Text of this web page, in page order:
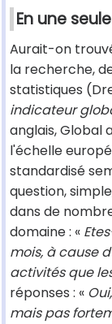
En une
Aurait-on
la recherche,
statistiques
indicateur
anglais, Global
l'échelle
standardisé
question,
dans de
domaine : «
mois, à cause
activités que
réponses : «
mais pas